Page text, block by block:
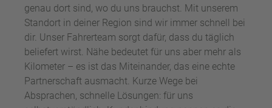
genau dort sind, wo du uns brauchst. Mit unserem
Standort in deiner Region sind wir immer schnell bei
dir. Unser Fahrerteam sorgt dafür, dass du täglich
beliefert wirst. Nähe bedeutet für uns aber mehr als
Kilometer – es ist das Miteinander, das eine echte
Partnerschaft ausmacht. Kurze Wege bei
Absprachen, schnelle Lösungen: für uns